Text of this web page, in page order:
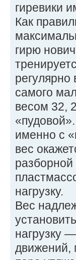
гиревики
Как
гирю
самого
весом 32,
именно с
вес
разборной
нагрузку.
Вес
нагрузку
движений,